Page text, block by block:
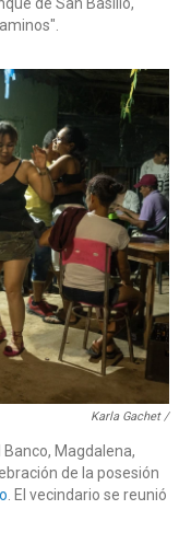
Karla Gachet /
Banco, Magdalena,
de la posesión
. El vecindario se reunió